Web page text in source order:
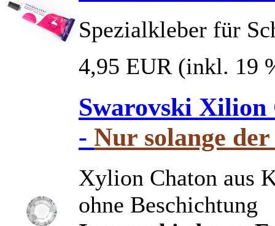
Spezialkleber für
4,95 EUR (inkl. 19
Swarovski Xilion
- Nur solange
Xylion Chaton aus
ohne Beschichtung